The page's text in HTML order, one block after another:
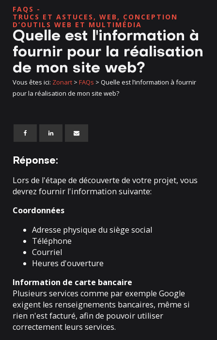
FAQS -
TRUCS ET ASTUCES ,WEB , CONCEPTION
D’OUTILS WEB ET MULTIMÉDIA
Quelle est l'information à
fournir pour la réalisation
de mon site web?
Vous êtes ici: Zonart >FAQs >Quelle est l’information à fournir
pour la réalisation de mon site web?
Réponse:
Lors de l'étape de découverte de votre projet, vous
devrez fournir l'information suivante:
Coordonnées
Adresse physique du siège social
Téléphone
Courriel
Heures d'ouverture
Information de carte bancaire
Plusieurs services comme par exemple Google
exigent les renseignements bancaires, même si
rien n'est facturé, afin de pouvoir utiliser
correctement leurs services.